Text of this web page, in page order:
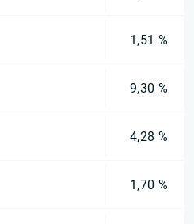
1,51 %
9,30 %
4,28 %
1,70 %